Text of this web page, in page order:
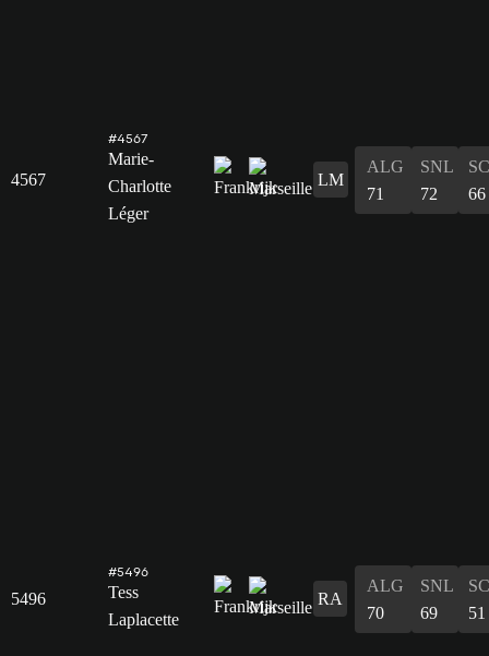
4567
#4567
Marie-
Charlotte
Léger
LM
ALG
71
SNL
72
66
5496
#5496
Tess
Laplacette
RA
ALG
70
SNL
69
51